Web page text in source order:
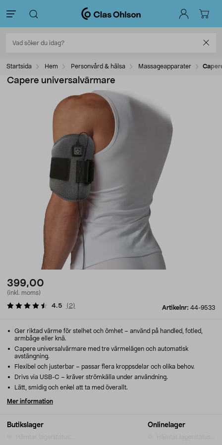
Startsida Hem Personvård & hälsa Massageapparater
Capere universalvärmare
399,00
(inkl. moms)
Artikelnr: 44-9533
4.5 ( 2)
Butikslager Onlinelager
Ger riktad värme för stelhet och ömhet – använd på handled, fotled,
armbåge eller knä.
Capere universalvärmare med tre värmelägen och automatisk
avstängning.
Flexibel och justerbar – passar flera kroppsdelar och olika behov.
Drivs via USB-C – kräver strömkälla under användning.
Lätt, smidig och enkel att ta med överallt.
Mer information